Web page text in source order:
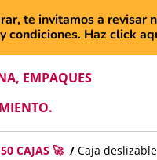
te invitamos a revisar
condiciones. Haz click
EMPAQUES
50 CAJAS 🚀 / Caja